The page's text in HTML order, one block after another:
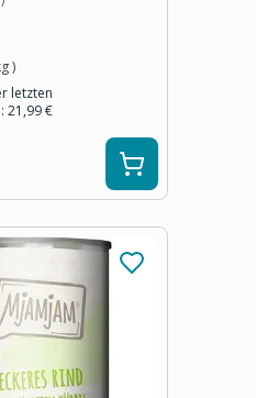
)
letzten
21,99 €